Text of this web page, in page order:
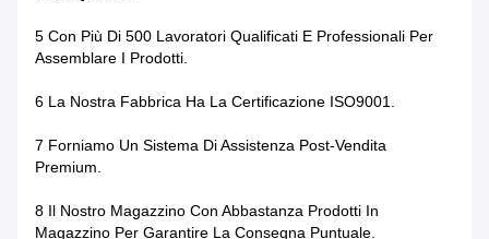
5 Con Più Di 500 Lavoratori Qualificati E Professionali Per
Assemblare I Prodotti.
6 La Nostra Fabbrica Ha La Certificazione ISO9001.
7 Forniamo Un Sistema Di Assistenza Post-Vendita
Premium.
8 Il Nostro Magazzino Con Abbastanza Prodotti In
Magazzino Per Garantire La Consegna Puntuale.